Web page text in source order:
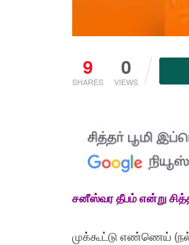
9
SHARES
0
VIEWS
சனீஸ்வர தீபம் என்று
முக்கூட்டு எண்ணெய்